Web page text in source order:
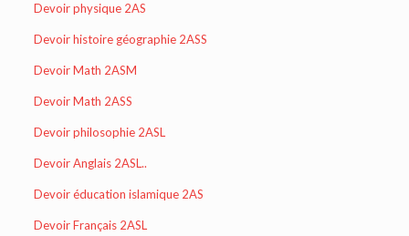
Devoir physique 2AS
Devoir histoire géographie 2ASS
Devoir Math 2ASM
Devoir Math 2ASS
Devoir philosophie 2ASL
Devoir Anglais 2ASL..
Devoir éducation islamique 2AS
Devoir Français 2ASL